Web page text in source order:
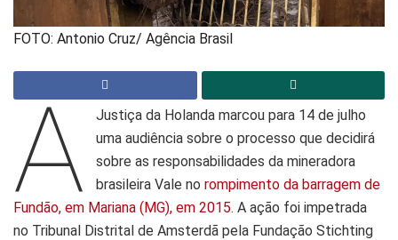
FOTO: Antonio Cruz/ Agência Brasil
A
Justiça da Holanda marcou para 14 de julho
uma audiência sobre o processo que decidirá
sobre as responsabilidades da mineradora
brasileira Vale norompimento da barragem de
Fundão, em Mariana (MG), em 2015. A ação foi impetrada
no Tribunal Distrital de Amsterdã pela Fundação Stichting